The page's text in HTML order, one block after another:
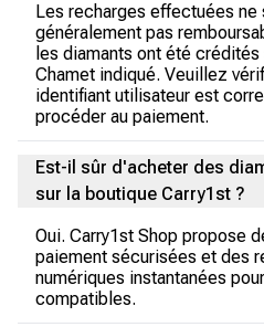
Les recharges effectuées ne
généralement pas
les diamants ont été
Chamet indiqué. Veuillez
identifiant utilisateur est
procéder au paiement.
Est-il sûr d'acheter des
sur la boutique Carry1st ?
Oui. Carry1st Shop propose
paiement sécurisées et des
numériques instantanées
compatibles.